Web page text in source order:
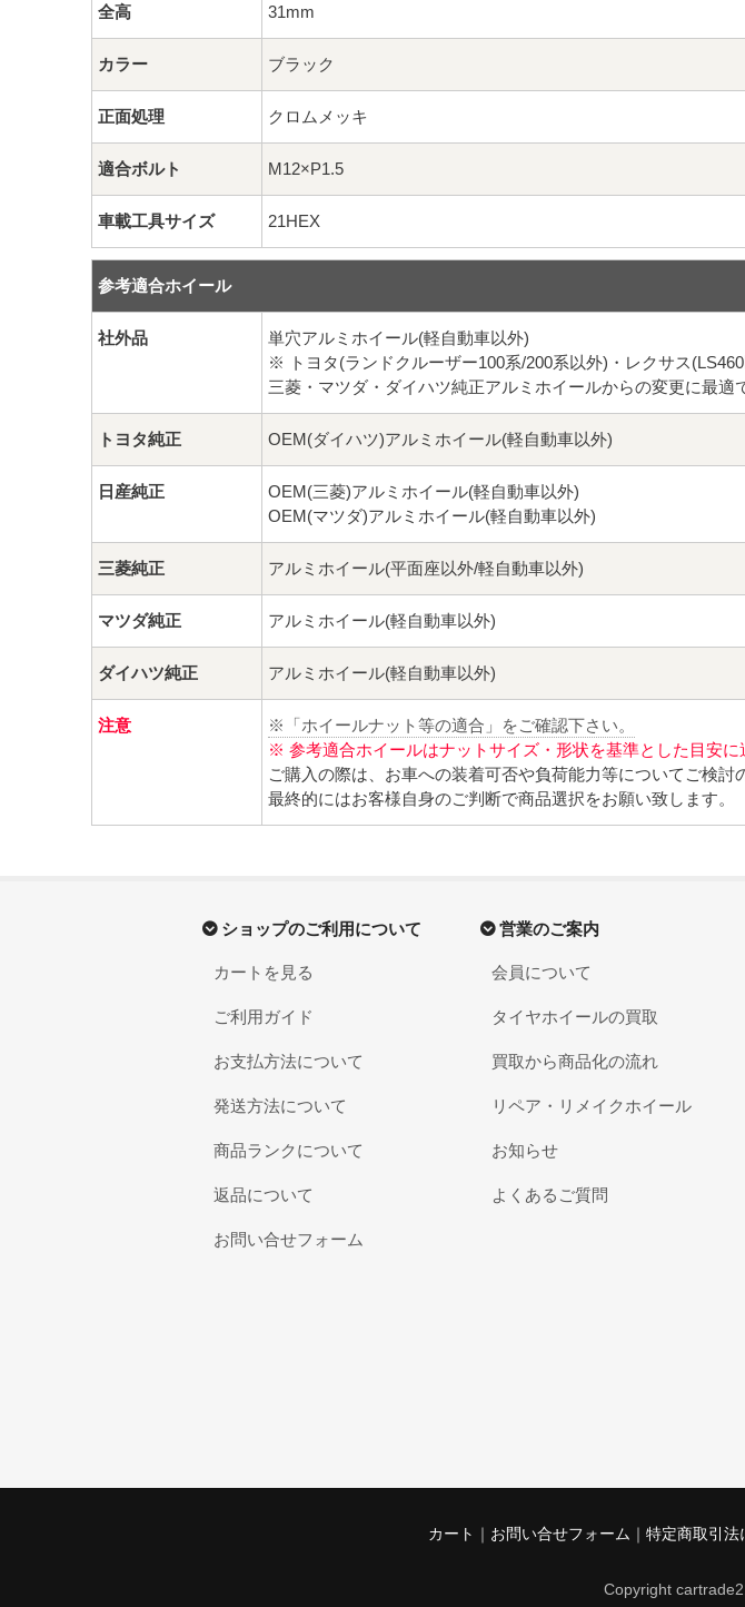
全高 31mm
カラー ブラック
正面処理 クロムメッキ
適合ボルト M12×P1.5
車載工具サイズ 21HEX
参考適合ホイール
社外品
単穴アルミホイール(軽自動車以外)
※ トヨタ(ランドクルーザー100系/200系以外)・レクサス(LS460
三菱・マツダ・ダイハツ純正アルミホイールからの変更に最適
トヨタ純正 OEM(ダイハツ)アルミホイール(軽自動車以外)
日産純正
OEM(三菱)アルミホイール(軽自動車以外)
OEM(マツダ)アルミホイール(軽自動車以外)
三菱純正 アルミホイール(平面座以外/軽自動車以外)
マツダ純正 アルミホイール(軽自動車以外)
ダイハツ純正 アルミホイール(軽自動車以外)
注意
※「ホイールナット等の適合」をご確認下さい。
※ 参考適合ホイールはナットサイズ・形状を基準とした目安に
ご購入の際は、お車への装着可否や負荷能力等についてご検討
最終的にはお客様自身のご判断で商品選択をお願い致します。
ショップのご利用について
カートを見る
ご利用ガイド
お支払方法について
発送方法について
商品ランクについて
返品について
お問い合せフォーム
営業のご案内
会員について
タイヤホイールの買取
買取から商品化の流れ
リペア・リメイクホイール
お知らせ
よくあるご質問
カート お問い合せフォーム 特定商取引法
Copyright